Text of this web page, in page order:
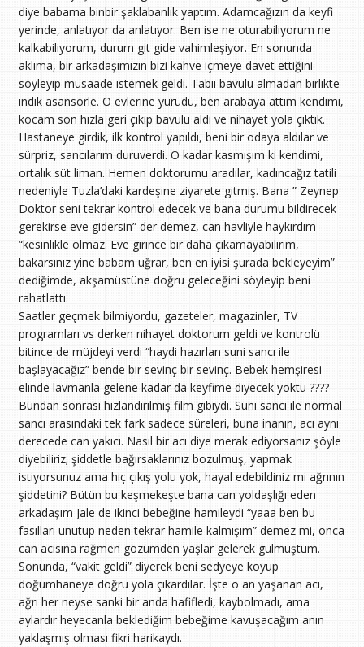
diye babama binbir şaklabanlık yaptım. Adamcağızın da keyfi
yerinde, anlatıyor da anlatıyor. Ben ise ne oturabiliyorum ne
kalkabiliyorum, durum git gide vahimleşiyor. En sonunda
aklıma, bir arkadaşımızın bizi kahve içmeye davet ettiğini
söyleyip müsaade istemek geldi. Tabii bavulu almadan birlikte
indik asansörle. O evlerine yürüdü, ben arabaya attım kendimi,
kocam son hızla geri çıkıp bavulu aldı ve nihayet yola çıktık.
Hastaneye girdik, ilk kontrol yapıldı, beni bir odaya aldılar ve
sürpriz, sancılarım duruverdi. O kadar kasmışım ki kendimi,
ortalık süt liman. Hemen doktorumu aradılar, kadıncağız tatili
nedeniyle Tuzla’daki kardeşine ziyarete gitmiş. Bana ” Zeynep
Doktor seni tekrar kontrol edecek ve bana durumu bildirecek
gerekirse eve gidersin” der demez, can havliyle haykırdım
“kesinlikle olmaz. Eve girince bir daha çıkamayabilirim,
bakarsınız yine babam uğrar, ben en iyisi şurada bekleyeyim”
dediğimde, akşamüstüne doğru geleceğini söyleyip beni
rahatlattı.
Saatler geçmek bilmiyordu, gazeteler, magazinler, TV
programları vs derken nihayet doktorum geldi ve kontrolü
bitince de müjdeyi verdi “haydi hazırlan suni sancı ile
başlayacağız” bende bir sevinç bir sevinç. Bebek hemşiresi
elinde lavmanla gelene kadar da keyfime diyecek yoktu ????
Bundan sonrası hızlandırılmış film gibiydi. Suni sancı ile normal
sancı arasındaki tek fark sadece süreleri, buna inanın, acı aynı
derecede can yakıcı. Nasıl bir acı diye merak ediyorsanız şöyle
diyebiliriz; şiddetle bağırsaklarınız bozulmuş, yapmak
istiyorsunuz ama hiç çıkış yolu yok, hayal edebildiniz mi ağrının
şiddetini? Bütün bu keşmekeşte bana can yoldaşlığı eden
arkadaşım Jale de ikinci bebeğine hamileydi “yaaa ben bu
fasılları unutup neden tekrar hamile kalmışım” demez mi, onca
can acısına rağmen gözümden yaşlar gelerek gülmüştüm.
Sonunda, “vakit geldi” diyerek beni sedyeye koyup
doğumhaneye doğru yola çıkardılar. İşte o an yaşanan acı,
ağrı her neyse sanki bir anda hafifledi, kaybolmadı, ama
aylardır heyecanla beklediğim bebeğime kavuşacağım anın
yaklaşmış olması fikri harikaydı.